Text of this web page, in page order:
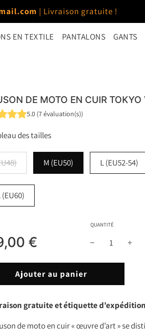
| Livraison gratuite !
EN TEXTILE PANTALONS GANTS
DE MOTO EN CUIR TOKYO
5.0 (7évaluation(s))
des tailles
M (EU50) L (EU52-54)
(EU60)
€
QUANTITÉ
C
h
r
Ajouter au panier
gratuite et étiquette
de moto en cuir « œuvre d’art » se